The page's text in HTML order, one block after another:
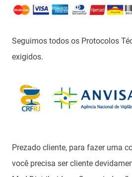
Seguimos todos os Protocolos
exigidos.
Prezado cliente, para fazer uma
você precisa ser cliente